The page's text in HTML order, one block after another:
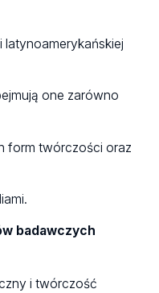
latynoamerykańskiej
one zarówno
form twórczości oraz
badawczych
i twórczość